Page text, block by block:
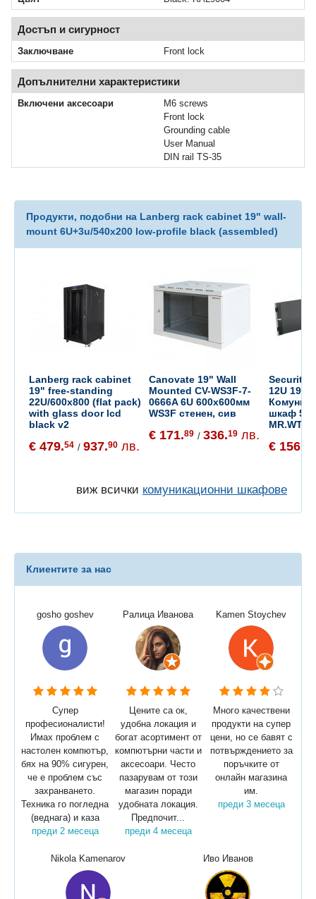
Достъп и сигурност
Заключване Front lock
Допълнителни характеристики
Включени аксесоари
M6 screws
Front lock
Grounding cable
User Manual
DIN rail TS-35
Продукти, подобни на Lanberg rack cabinet 19" wall-
mount 6U+3u/540x200 low-profile black (assembled)
Lanberg rack cabinet
19" free-standing
22U/600x800 (flat pack)
with glass door lcd
black v2
€ 479.54 / 937.90 лв.
Canovate 19" Wall
Mounted CV-WS3F-7-
0666A 6U 600x600мм
WS3F стенен, сив
€ 171.89 / 336.19 лв.
Security
12U 19"
шкаф
€ 156.
виж всички комуникационни шкафове
Клиентите за нас
gosho goshev
Супер
професионалисти!
Имах проблем с
настолен компютър,
бях на 90% сигурен,
че е проблем със
захранването.
Техника го погледна
(веднага) и каза
преди 2 месеца
Ралица Иванова
Цените са ок,
удобна локация и
богат асортимент от
компютърни части и
аксесоари. Често
пазарувам от този
магазин поради
удобната локация.
Предпочит...
преди 4 месеца
Kamen Stoychev
Много качествени
продукти на супер
цени, но се бавят с
потвърждението за
поръчките от
онлайн магазина
им.
преди 3 месеца
Nikola Kamenarov Иво Иванов